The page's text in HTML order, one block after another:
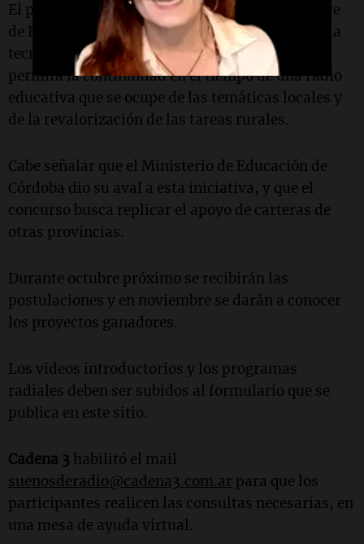
El propósito de Cadena 3 y la Comisión de Enlace
de Entidades Agropecuarias de Córdoba es que la
tecnología otorgada a las escuelas ganadoras
permita la continuidad en el tiempo de una radio
educativa que se ocupe de las temáticas locales y
de la revalorización de las tareas rurales.
Cabe señalar que el Ministerio de Educación de
Córdoba dio su aval a esta iniciativa, y que el
concurso busca replicar el apoyo de carteras de
otras provincias.
Durante octubre próximo se recibirán las
postulaciones y en noviembre se darán a conocer
los proyectos ganadores.
Los videos introductorios y los programas
radiales deben ser subidos al formulario que se
publica en este sitio.
Cadena 3 habilitó el mail
suenosderadio@cadena3.com.ar para que los
participantes realicen las consultas necesarias, en
una mesa de ayuda virtual.